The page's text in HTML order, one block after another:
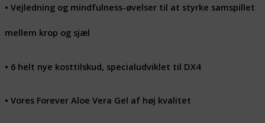
• Vejledning og mindfulness-øvelser til at styrke samspillet
mellem krop og sjæl
• 6 helt nye kosttilskud, specialudviklet til DX4
• Vores Forever Aloe Vera Gel af høj kvalitet